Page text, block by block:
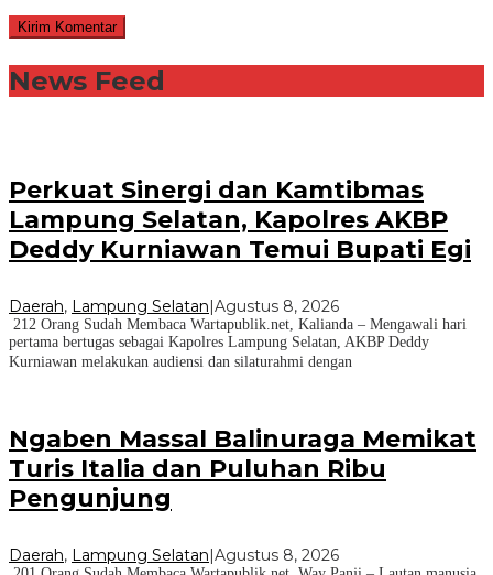
News Feed
Perkuat Sinergi dan Kamtibmas
Lampung Selatan, Kapolres AKBP
Deddy Kurniawan Temui Bupati Egi
Daerah, Lampung Selatan Agustus 8, 2026
212 Orang Sudah Membaca Wartapublik.net, Kalianda – Mengawali hari
pertama bertugas sebagai Kapolres Lampung Selatan, AKBP Deddy
Kurniawan melakukan audiensi dan silaturahmi dengan
Ngaben Massal Balinuraga Memikat
Turis Italia dan Puluhan Ribu
Pengunjung
Daerah, Lampung Selatan|Agustus 8, 2026